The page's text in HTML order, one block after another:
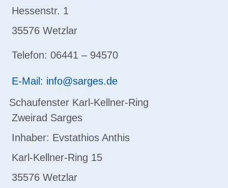
Hessenstr. 1
35576 Wetzlar
Telefon: 06441 – 94570
E-Mail: info@sarges.de
Schaufenster Karl-Kellner-Ring
Zweirad Sarges
Inhaber: Evstathios Anthis
Karl-Kellner-Ring 15
35576 Wetzlar